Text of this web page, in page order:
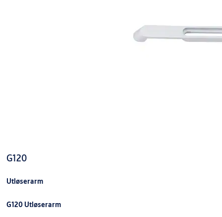
G120
Utløserarm
G120 Utløserarm